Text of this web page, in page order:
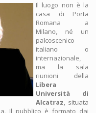
Il luogo non è la
casa di Porta
Romana a
Milano, né un
palcoscenico
italiano o
internazionale,
ma la sala
riunioni della
Libera
Università di
Alcatraz, situata
Il pubblico è formato dai